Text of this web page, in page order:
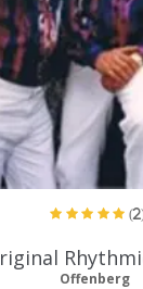
Offenberg